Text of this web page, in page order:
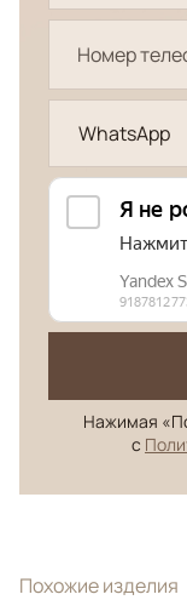
WhatsApp
Нажимая
с
Похожие изделия